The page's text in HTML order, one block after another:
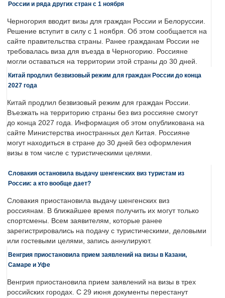
России и ряда других стран с 1 ноября
Черногория вводит визы для граждан России и Белоруссии.
Решение вступит в силу с 1 ноября. Об этом сообщается на
сайте правительства страны. Ранее гражданам России не
требовалась виза для въезда в Черногорию. Россияне
могли оставаться на территории этой страны до 30 дней.
Китай продлил безвизовый режим для граждан России до конца
2027 года
Китай продлил безвизовый режим для граждан России.
Въезжать на территорию страны без виз россияне смогут
до конца 2027 года. Информация об этом опубликована на
сайте Министерства иностранных дел Китая. Россияне
могут находиться в стране до 30 дней без оформления
визы в том числе с туристическими целями.
Словакия остановила выдачу шенгенских виз туристам из
России: а кто вообще дает?
Словакия приостановила выдачу шенгенских виз
россиянам. В ближайшее время получить их могут только
спортсмены. Всем заявителям, которые ранее
зарегистрировались на подачу с туристическими, деловыми
или гостевыми целями, запись аннулируют.
Венгрия приостановила прием заявлений на визы в Казани,
Самаре и Уфе
Венгрия приостановила прием заявлений на визы в трех
российских городах. С 29 июня документы перестанут